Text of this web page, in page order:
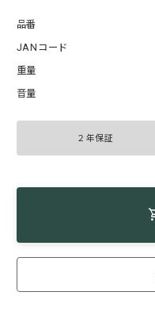
品番
JANコード
重量
音量
２年保証